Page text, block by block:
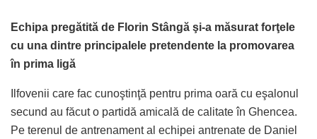
Echipa pregătită de Florin Stângă şi-a măsurat forţele
cu una dintre principalele pretendente la promovarea
în prima ligă
Ilfovenii care fac cunoştinţă pentru prima oară cu eşalonul
secund au făcut o partidă amicală de calitate în Ghencea.
Pe terenul de antrenament al echipei antrenate de Daniel